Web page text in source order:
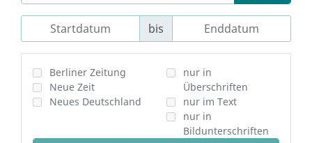
bis
Berliner Zeitung
Neue Zeit
Neues Deutschland
nur in
Überschriften
nur im Text
nur in
Bildunterschriften